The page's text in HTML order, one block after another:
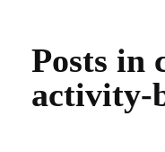
Posts in
activity-